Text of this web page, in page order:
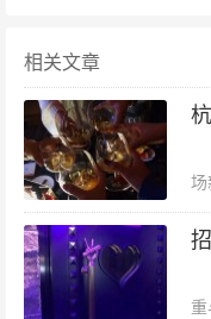
板。** **破局策略**
目标岗位JD，提炼高
增长模型），针对性
与线上实战课程，完
成果量化呈现； 3.
群，通过行业沙龙结
州求职的"隐形门槛"
视"文化适配性"。例
相关文章
场
是